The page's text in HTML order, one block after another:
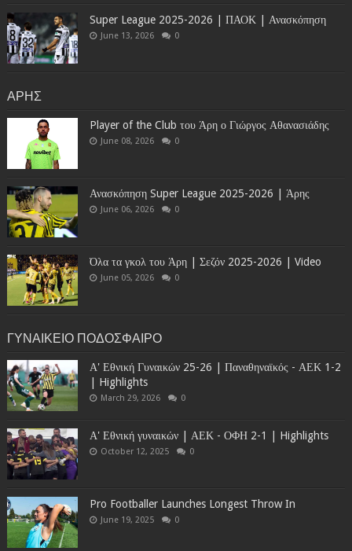
Super League 2025-2026 | ΠΑΟΚ | Ανασκόπηση
June 13, 2026 0
ΑΡΗΣ
Player of the Club του Άρη ο Γιώργος Αθανασιάδης
June 08, 2026 0
Ανασκόπηση Super League 2025-2026 | Άρης
June 06, 2026 0
Όλα τα γκολ του Άρη | Σεζόν 2025-2026 | Video
June 05, 2026 0
ΓΥΝΑΙΚΕΙΟ ΠΟΔΟΣΦΑΙΡΟ
Α' Εθνική Γυναικών 25-26 | Παναθηναϊκός - ΑΕΚ 1-2
| Highlights
March 29, 2026 0
Α' Εθνική γυναικών | ΑΕΚ - ΟΦΗ 2-1 | Highlights
October 12, 2025 0
Pro Footballer Launches Longest Throw In
June 19, 2025 0